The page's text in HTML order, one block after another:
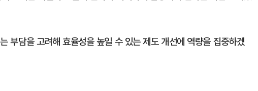
부담을 고려해 효율성을 높일 수 있는 제도 개선에 역량을 집중하겠